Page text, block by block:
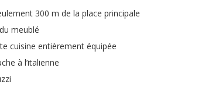
300 m de la place principale
meublé
cuisine entièrement équipée
à l’italienne